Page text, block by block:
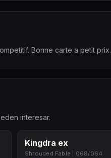
Bonne carte a petit prix.
interesar.
Kingdra ex
Shrouded Fable | 068/064